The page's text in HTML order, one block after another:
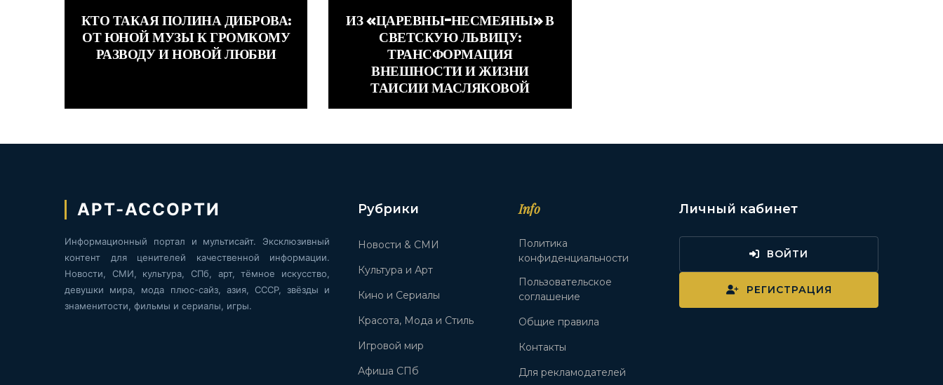
КТО ТАКАЯ ПОЛИНА ДИБРОВА:
ОТ ЮНОЙ МУЗЫ К ГРОМКОМУ
РАЗВОДУ И НОВОЙ ЛЮБВИ
ИЗ «ЦАРЕВНЫ-НЕСМЕЯНЫ» В
СВЕТСКУЮ ЛЬВИЦУ:
ТРАНСФОРМАЦИЯ
ВНЕШНОСТИ И ЖИЗНИ
ТАИСИИ МАСЛЯКОВОЙ
АРТ-АССОРТИ
Информационный портал и мультисайт. Эксклюзивный
контент для ценителей качественной информации.
Новости, СМИ, культура, СПб, арт, тёмное искусство,
девушки мира, мода плюс-сайз, азия, СССР, звёзды и
знаменитости, фильмы и сериалы, игры.
Рубрики
Новости & СМИ
Культура и Арт
Кино и Сериалы
Красота, Мода и Стиль
Игровой мир
Афиша СПб
Info
Политика
конфиденциальности
Пользовательское
соглашение
Общие правила
Контакты
Для рекламодателей
Личный кабинет
ВОЙТИ
РЕГИСТРАЦИЯ